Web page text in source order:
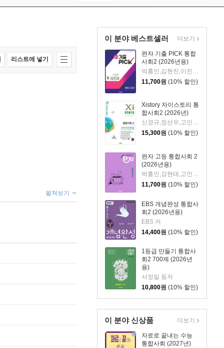
이 분야 베스트셀러
완자 기출 PICK 통합
사회2 (2026년용)
박홍인,김현진,이진웅,유향은 공저
11,700원 (10% 할인)
Xistory 자이스토리 통
합사회2 (2026년)
신경규,정선우,고인석 등저
15,300원 (10% 할인)
완자 고등 통합사회 2
(2026년용)
11,700원 (10% 할인)
EBS 개념완성 통합사
회2 (2026년용)
EBS 저
14,400원 (10% 할인)
1등급 만들기 통합사
회2 700제 (2026년
용)
서정일 등저
10,800원 (10% 할인)
더보기
이 분야 신상품
자료로 끝내는 수능
통합사회 (2027년)
더보기
리스트에 넣기
펼쳐보기